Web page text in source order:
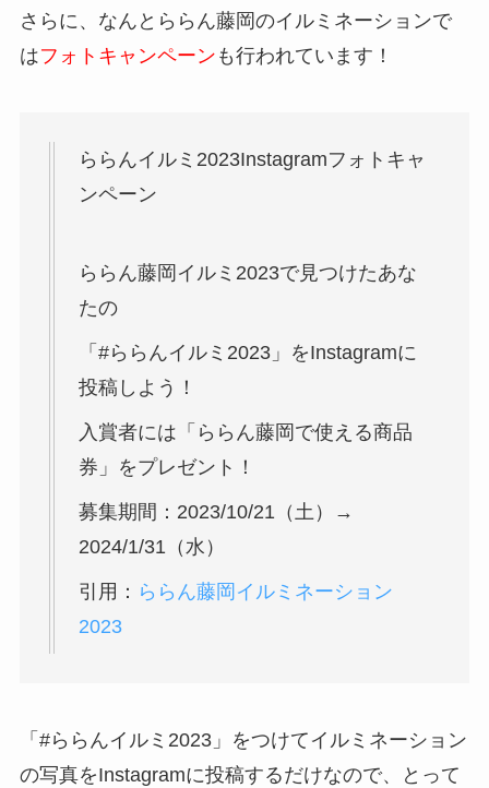
さらに、なんとららん藤岡のイルミネーションで
はフォトキャンペーン も行われています！
ららんイルミ2023Instagramフォトキャ
ンペーン​
ららん藤岡イルミ2023で見つけたあな
たの
「#ららんイルミ2023」をInstagramに
投稿しよう！
入賞者には「ららん藤岡で使える商品
券」をプレゼント！
募集期間：2023/10/21（土）→
2024/1/31（水）
引用： ららん藤岡イルミネーション
2023
「#ららんイルミ2023」をつけてイルミネーション
の写真をInstagramに投稿するだけなので、とって